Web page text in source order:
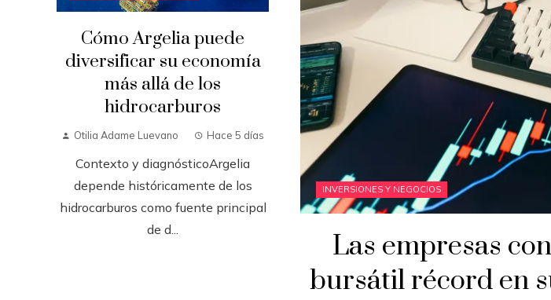
INVERSIONES Y NEGOCIOS
Las empresas
bursátil récord en
Cómo Argelia puede
diversificar su economía
más allá de los
hidrocarburos
Otilia Adame Luevano Hace 5 días
Contexto y diagnósticoArgelia
depende históricamente de los
hidrocarburos como fuente principal
de d...